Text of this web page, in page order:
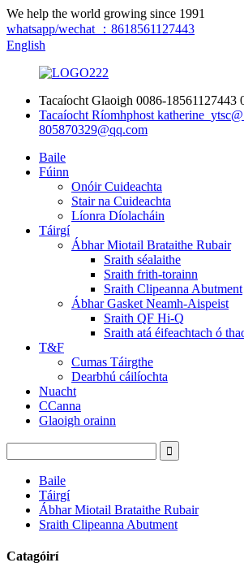
We help the world growing since 1991
whatsapp/wechat ：8618561127443
English
Tacaíocht Glaoigh 0086-18561127443
Tacaíocht Ríomhphost
805870329@qq.com
Baile
Fúinn
Onóir Cuideachta
Stair na Cuideachta
Líonra Díolacháin
Táirgí
Ábhar Miotail Brataithe Rubair
Sraith séalaithe
Sraith frith-torainn
Sraith Clipeanna Abutment
Ábhar Gasket Neamh-Aispeist
Sraith QF Hi-Q
Sraith atá éifeachtach ó
T&F
Cumas Táirgthe
Dearbhú cáilíochta
Nuacht
CCanna
Glaoigh orainn
Baile
Táirgí
Ábhar Miotail Brataithe Rubair
Sraith Clipeanna Abutment
Catagóirí